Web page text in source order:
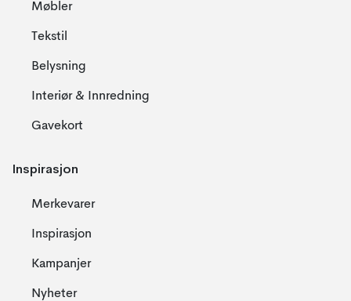
Møbler
Tekstil
Belysning
Interiør & Innredning
Gavekort
Inspirasjon
Merkevarer
Inspirasjon
Kampanjer
Nyheter